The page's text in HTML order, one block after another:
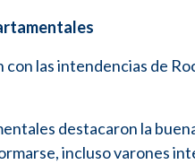
las intendencias de
destacaron la
incluso varones